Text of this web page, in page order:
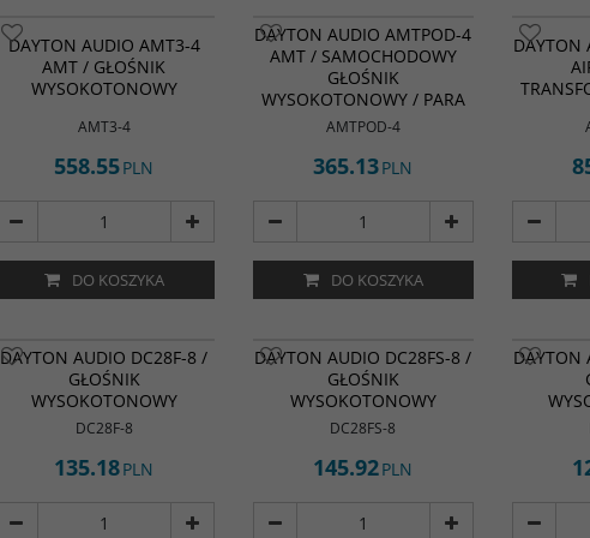
Wymiar
Moc
DAYTON AUDIO AMT3-4
AMT / GŁOŚNIK
WYSOKOTONOWY
AMT3-4
558.55PLN
DO KOSZYKA
DAYTON AUDIO AMTPOD-4
AMT / SAMOCHODOWY
GŁOŚNIK
WYSOKOTONOWY / PARA
AMTPOD-4
365.13PLN
DO KOSZYKA
Dayton
Motion
których
łączą się
Typ głośnika
Moc
DAYTON
Gładki jak jedwab dźwięk w
przystępnej cenie sprawia, że
głośnik wysokotonowy Dayton
Audio DC28F-8 1-1 / 8" Silk Dome
jest idealnym wyborem dla
większości domowych
projektów DIY audio.
Jedwab/Tkanina
DAYTON AUDIO DC28F-8 /
GŁOŚNIK
WYSOKOTONOWY
DC28F-8
135.18PLN
DAYTON AUDIO DC28FS-8 /
GŁOŚNIK
WYSOKOTONOWY
DC28FS-8
145.92PLN
DAYTON